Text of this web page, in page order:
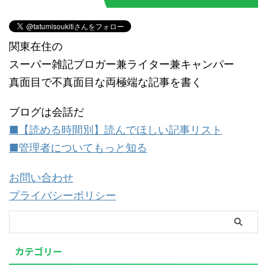
関東在住の
スーパー雑記ブロガー兼ライター兼キャンパー
真面目で不真面目な両極端な記事を書く
ブログは会話だ
■【読める時間別】読んでほしい記事リスト
■管理者についてもっと知る
お問い合わせ
プライバシーポリシー
カテゴリー